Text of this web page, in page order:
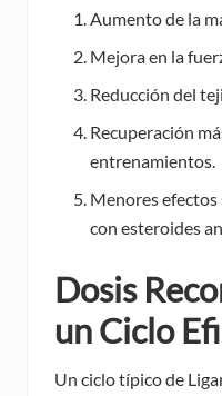
Aumento de la
Mejora en la
Reducción del
Recuperación
entrenamientos.
Menores
con esteroides
Dosis
un Ciclo
Un ciclo típico de